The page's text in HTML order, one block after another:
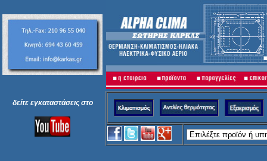
δείτε εγκαταστάσεις στο